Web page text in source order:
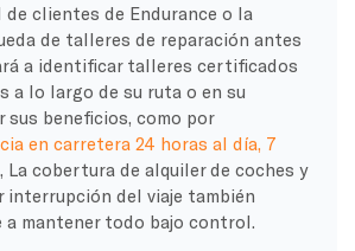
clientes de Endurance o la
de talleres de reparación antes
a identificar talleres certificados
a lo largo de su ruta o en su
sus beneficios, como por
en carretera 24 horas al día, 7
, La cobertura de alquiler de coches y
interrupción del viaje también
a mantener todo bajo control.